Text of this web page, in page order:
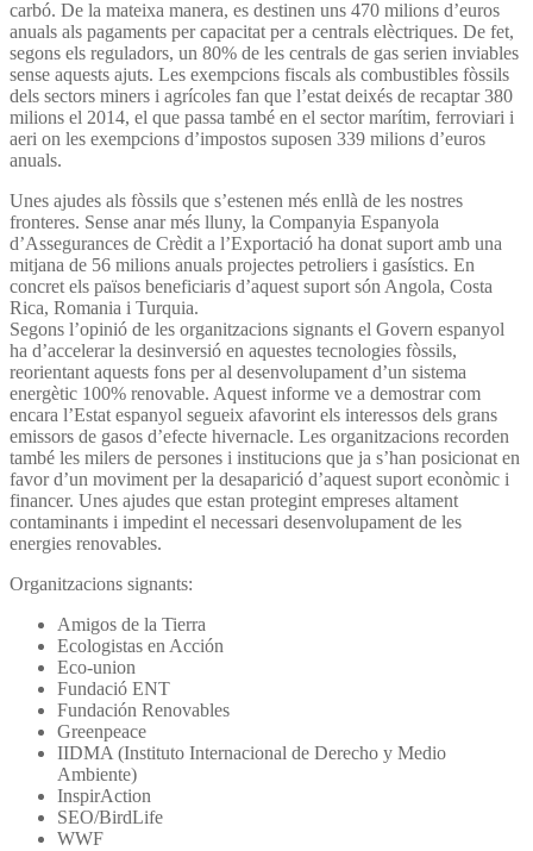
carbó. De la mateixa manera, es destinen uns 470 milions d’euros
anuals als pagaments per capacitat per a centrals elèctriques. De fet,
segons els reguladors, un 80% de les centrals de gas serien inviables
sense aquests ajuts. Les exempcions fiscals als combustibles fòssils
dels sectors miners i agrícoles fan que l’estat deixés de recaptar 380
milions el 2014, el que passa també en el sector marítim, ferroviari i
aeri on les exempcions d’impostos suposen 339 milions d’euros
anuals.
Unes ajudes als fòssils que s’estenen més enllà de les nostres
fronteres. Sense anar més lluny, la Companyia Espanyola
d’Assegurances de Crèdit a l’Exportació ha donat suport amb una
mitjana de 56 milions anuals projectes petroliers i gasístics. En
concret els països beneficiaris d’aquest suport són Angola, Costa
Rica, Romania i Turquia.
Segons l’opinió de les organitzacions signants el Govern espanyol
ha d’accelerar la desinversió en aquestes tecnologies fòssils,
reorientant aquests fons per al desenvolupament d’un sistema
energètic 100% renovable. Aquest informe ve a demostrar com
encara l’Estat espanyol segueix afavorint els interessos dels grans
emissors de gasos d’efecte hivernacle. Les organitzacions recorden
també les milers de persones i institucions que ja s’han posicionat en
favor d’un moviment per la desaparició d’aquest suport econòmic i
financer. Unes ajudes que estan protegint empreses altament
contaminants i impedint el necessari desenvolupament de les
energies renovables.
Organitzacions signants:
Amigos de la Tierra
Ecologistas en Acción
Eco-union
Fundació ENT
Fundación Renovables
Greenpeace
IIDMA (Instituto Internacional de Derecho y Medio
Ambiente)
InspirAction
SEO/BirdLife
WWF